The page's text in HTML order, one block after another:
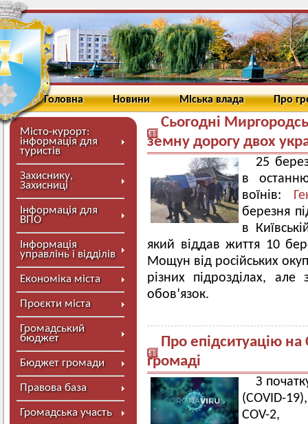
Головна Новини Міська влада Про
Місто-курорт:
інформація для
туристів
Захиснику,
Захисниці
Інформація для
ВПО
Інформація
управлінь і відділів
Економіка міста
Проєкти міста
Громадський
бюджет
Бюджет громади
Правова база
Громадська участь
Сьогодні
земну дорогу двох
25
в
воїнів:
березня
в
який віддав життя 10
Мощун від російських
різних підрозділах,
обов’язок.
Про епідситуацію
громаді
З
(COVID-
COV-